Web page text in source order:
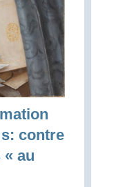
contre
au